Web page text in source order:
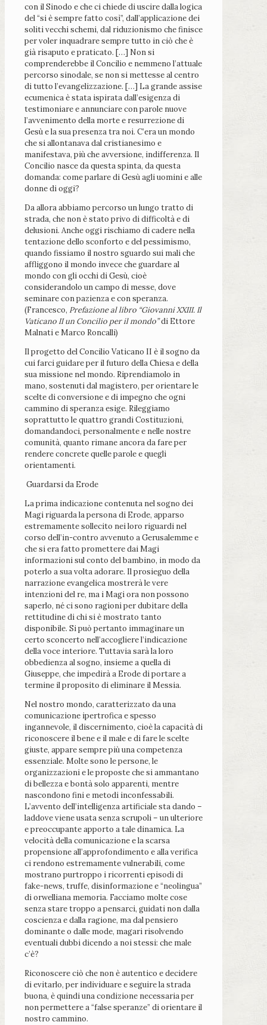
con il Sinodo e che ci chiede di uscire dalla logica
del “si è sempre fatto così”, dall’applicazione dei
soliti vecchi schemi, dal riduzionismo che finisce
per voler inquadrare sempre tutto in ciò che è
già risaputo e praticato. […] Non si
comprenderebbe il Concilio e nemmeno l’attuale
percorso sinodale, se non si mettesse al centro
di tutto l’evangelizzazione. […] La grande assise
ecumenica è stata ispirata dall’esigenza di
testimoniare e annunciare con parole nuove
l’avvenimento della morte e resurrezione di
Gesù e la sua presenza tra noi. C’era un mondo
che si allontanava dal cristianesimo e
manifestava, più che avversione, indifferenza. Il
Concilio nasce da questa spinta, da questa
domanda: come parlare di Gesù agli uomini e alle
donne di oggi?
Da allora abbiamo percorso un lungo tratto di
strada, che non è stato privo di difficoltà e di
delusioni. Anche oggi rischiamo di cadere nella
tentazione dello sconforto e del pessimismo,
quando fissiamo il nostro sguardo sui mali che
affliggono il mondo invece che guardare al
mondo con gli occhi di Gesù, cioè
considerandolo un campo di messe, dove
seminare con pazienza e con speranza.
(Francesco, Prefazione al libro “Giovanni XXIII. Il
Vaticano II un Concilio per il mondo”di Ettore
Malnati e Marco Roncalli)
Il progetto del Concilio Vaticano II è il sogno da
cui farci guidare per il futuro della Chiesa e della
sua missione nel mondo. Riprendiamolo in
mano, sostenuti dal magistero, per orientare le
scelte di conversione e di impegno che ogni
cammino di speranza esige. Rileggiamo
soprattutto le quattro grandi Costituzioni,
domandandoci, personalmente e nelle nostre
comunità, quanto rimane ancora da fare per
rendere concrete quelle parole e quegli
orientamenti.
Guardarsi da Erode
La prima indicazione contenuta nel sogno dei
Magi riguarda la persona di Erode, apparso
estremamente sollecito nei loro riguardi nel
corso dell’in-contro avvenuto a Gerusalemme e
che si era fatto promettere dai Magi
informazioni sul conto del bambino, in modo da
poterlo a sua volta adorare. Il prosieguo della
narrazione evangelica mostrerà le vere
intenzioni del re, ma i Magi ora non possono
saperlo, né ci sono ragioni per dubitare della
rettitudine di chi si è mostrato tanto
disponibile. Si può pertanto immaginare un
certo sconcerto nell’accogliere l’indicazione
della voce interiore. Tuttavia sarà la loro
obbedienza al sogno, insieme a quella di
Giuseppe, che impedirà a Erode di portare a
termine il proposito di eliminare il Messia.
Nel nostro mondo, caratterizzato da una
comunicazione ipertrofica e spesso
ingannevole, il discernimento, cioè la capacità di
riconoscere il bene e il male e di fare le scelte
giuste, appare sempre più una competenza
essenziale. Molte sono le persone, le
organizzazioni e le proposte che si ammantano
di bellezza e bontà solo apparenti, mentre
nascondono fini e metodi inconfessabili.
L’avvento dell’intelligenza artificiale sta dando –
laddove viene usata senza scrupoli – un ulteriore
e preoccupante apporto a tale dinamica. La
velocità della comunicazione e la scarsa
propensione all’approfondimento e alla verifica
ci rendono estremamente vulnerabili, come
mostrano purtroppo i ricorrenti episodi di
fake-news, truffe, disinformazione e “neolingua”
di orwelliana memoria. Facciamo molte cose
senza stare troppo a pensarci, guidati non dalla
coscienza e dalla ragione, ma dal pensiero
dominante o dalle mode, magari risolvendo
eventuali dubbi dicendo a noi stessi: che male
c’è?
Riconoscere ciò che non è autentico e decidere
di evitarlo, per individuare e seguire la strada
buona, è quindi una condizione necessaria per
non permettere a “false speranze” di orientare il
nostro cammino.